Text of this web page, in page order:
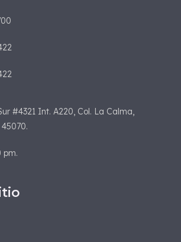
#4321 Int. A220, Col. La Calma,
pm.